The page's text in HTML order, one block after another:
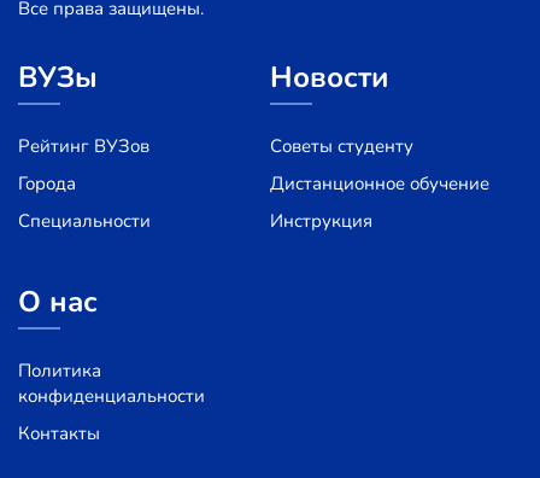
Все права защищены.
ВУЗы
Рейтинг ВУЗов
Города
Специальности
Новости
Советы студенту
Дистанционное обучение
Инструкция
О нас
Политика
конфиденциальности
Контакты